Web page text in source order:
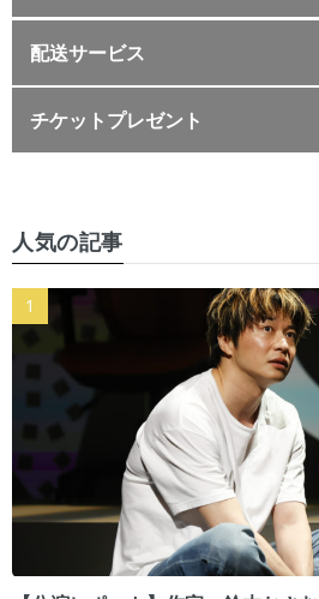
配送サービス
チケットプレゼント
人気の記事